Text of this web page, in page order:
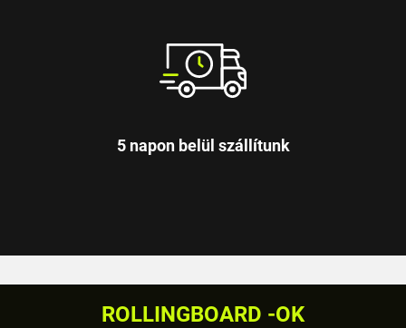
5 napon belül szállítunk
ROLLINGBOARD -OK